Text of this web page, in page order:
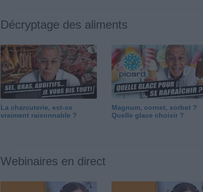
Décryptage des aliments
La charcuterie, est-ce
vraiment raisonnable ?
Magnum, cornet, sorbet ?
Quelle glace choisir ?
Webinaires en direct